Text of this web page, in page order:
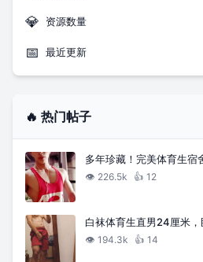
💎 资源数量
📅 最近更新
🔥 热门帖子
多年珍藏！完美体育生宿
👁️ 226.5k 👍 12
白袜体育生直男24厘米，
👁️ 194.3k 👍 14